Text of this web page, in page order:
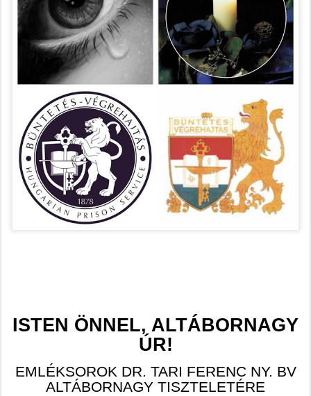
ISTEN ÖNNEL, ALTÁBORNAGY
ÚR!
EMLÉKSOROK DR. TARI FERENC NY. BV
ALTÁBORNAGY TISZTELETÉRE